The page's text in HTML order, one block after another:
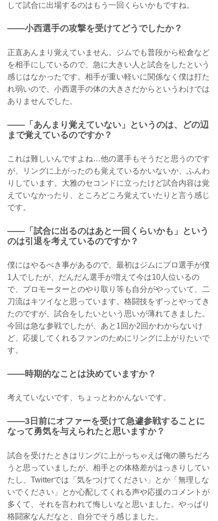
して試合に出場するのはもう一回くらいかもですね。
——小西選手の攻撃を受けてどうでしたか？
正直あんまり覚えていません。ジムでも普段から松倉など
を相手にしているので、急に大きい人と試合をしたという
感じはなかったです。相手が重い軽いに関係なく僕は打た
れ弱いので、小西選手の体の大きさだからというわけでは
ありませんでした。
——「あんまり覚えていない」というのは、どの辺
まで覚えているのですか？
これは難しいんですよね…他の選手もそうだと思うのです
が、リングに上がったのも覚えているかいないか、ふんわ
りしています。大雅のセコンドに立ったけど試合内容は覚
えていなかったり、ところどころ覚えていたりと言う感じ
です。
——「試合に出るのはあと一回くらいかも」という
のは引退を考えているのですか？
僕にはやるべき事があるので。最初はジムにプロ選手が僕
1人でしたが、だんだん選手が増えて今は10人位いるの
で、プロモーターとのやり取り等も自分がやっていて、二
刀流はキツイなと思っています。格闘技をずっとやってき
たのですが、試合をしたいという思いが薄れてきました。
今回は急な参戦でしたが、あと1回か2回かわからないけ
ど、応援してくれるファンのためにリングに上がりたいで
す。
——時期的なことは決めていますか？
考えていないです、ちょっとわかんないです。
——3日前にオファーを受けて急遽参戦することに
なって勇気を与えられたと思いますか？
試合を受けたときはリングに上がっちゃえば俺の勝ちだろ
うと思っていましたが、相手との体格差がはっきりしてい
たし、Twitterでは「気をつけてください」とか「無理しな
いでください」とか心配してくれる声や応援のコメントが
多くて、それを言われて悔しいなと思いました。やっぱり
格闘家なんだなと、自分でそう感じました。